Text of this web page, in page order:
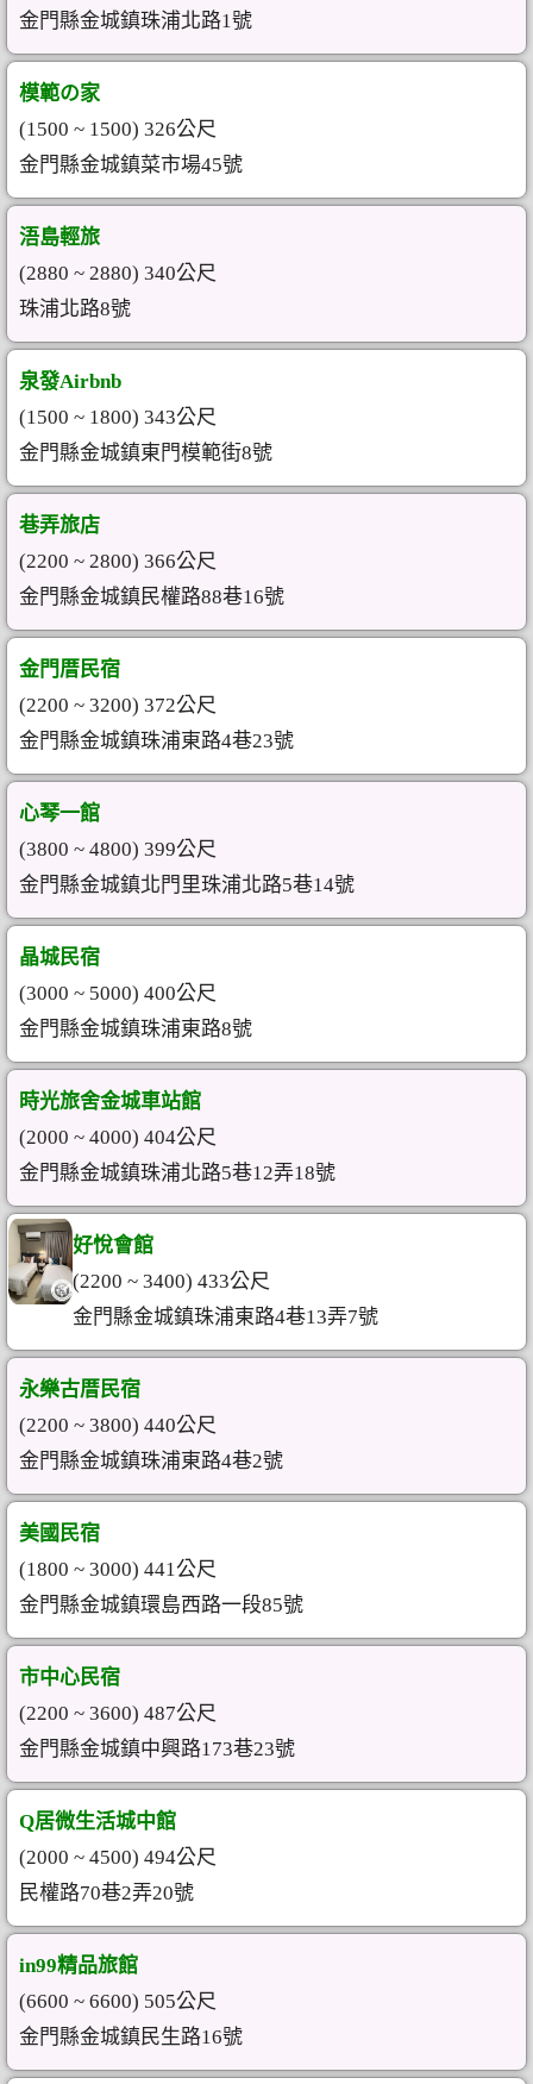
金門縣金城鎮珠浦北路1號
模範の家
(1500 ~ 1500) 326公尺
金門縣金城鎮菜市場45號
浯島輕旅
(2880 ~ 2880) 340公尺
珠浦北路8號
泉發Airbnb
(1500 ~ 1800) 343公尺
金門縣金城鎮東門模範街8號
巷弄旅店
(2200 ~ 2800) 366公尺
金門縣金城鎮民權路88巷16號
金門厝民宿
(2200 ~ 3200) 372公尺
金門縣金城鎮珠浦東路4巷23號
心琴一館
(3800 ~ 4800) 399公尺
金門縣金城鎮北門里珠浦北路5巷14號
晶城民宿
(3000 ~ 5000) 400公尺
金門縣金城鎮珠浦東路8號
時光旅舍金城車站館
(2000 ~ 4000) 404公尺
金門縣金城鎮珠浦北路5巷12弄18號
好悅會館
(2200 ~ 3400) 433公尺
金門縣金城鎮珠浦東路4巷13弄7號
永樂古厝民宿
(2200 ~ 3800) 440公尺
金門縣金城鎮珠浦東路4巷2號
美國民宿
(1800 ~ 3000) 441公尺
金門縣金城鎮環島西路一段85號
市中心民宿
(2200 ~ 3600) 487公尺
金門縣金城鎮中興路173巷23號
Q居微生活城中館
(2000 ~ 4500) 494公尺
民權路70巷2弄20號
in99精品旅館
(6600 ~ 6600) 505公尺
金門縣金城鎮民生路16號